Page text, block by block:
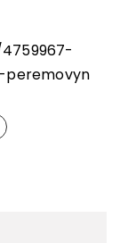
peremovyn